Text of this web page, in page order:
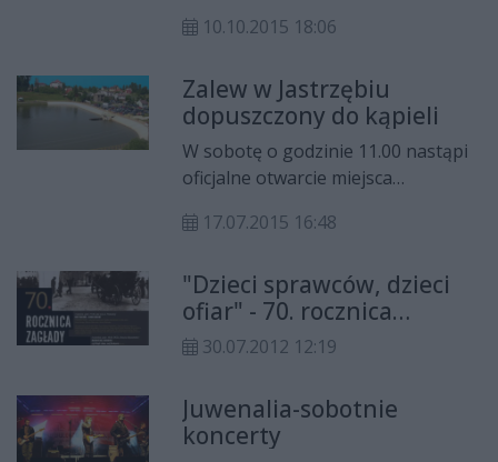
zdrowy tryb życia. Będzie się działo.
godz. 11-19 przed Urzędem
Miejskim „Rekordowo Zdrowy
Radom".
10.10.2015 18:06
Zalew w Jastrzębiu
dopuszczony do kąpieli
W sobotę o godzinie 11.00 nastąpi
oficjalne otwarcie miejsca
zbiorniku wodnym – zalew w
17.07.2015 16:48
"Dzieci sprawców, dzieci
ofiar" - 70. rocznica
likwidacji getta
radomskiego
30.07.2012 12:19
Juwenalia-sobotnie
koncerty